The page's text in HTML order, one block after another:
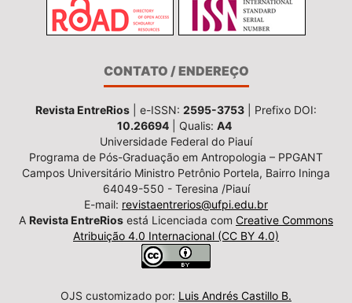
CONTATO / ENDEREÇO
Revista EntreRios | e-ISSN: 2595-3753 | Prefixo DOI:
10.26694 | Qualis: A4
Universidade Federal do Piauí
Programa de Pós-Graduação em Antropologia – PPGANT
Campos Universitário Ministro Petrônio Portela, Bairro Ininga
64049-550 - Teresina /Piauí
E-mail: revistaentrerios@ufpi.edu.br
A Revista EntreRios está Licenciada com Creative Commons
Atribuição 4.0 Internacional (CC BY 4.0)
OJS customizado por: Luis Andrés Castillo B.